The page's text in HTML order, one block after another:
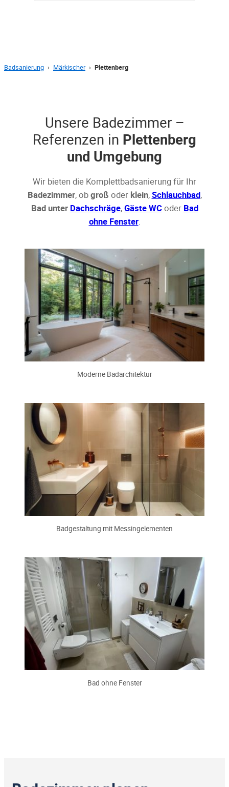
Badsanierung › Märkischer › Plettenberg
Unsere Badezimmer –
Referenzen in Plettenberg
und Umgebung
Wir bieten die Komplettbadsanierung für Ihr
Badezimmer, obgroß oder klein,Schlauchbad,
Bad unter Dachschräge,Gäste WCoder Bad
ohne Fenster.
Moderne Badarchitektur
Badgestaltung mit Messingelementen
Bad ohne Fenster